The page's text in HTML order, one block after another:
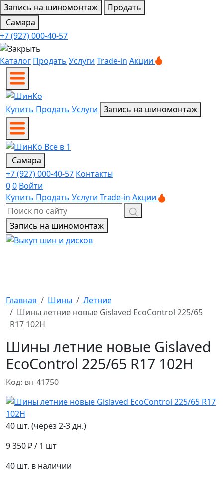
Запись на шиномонтаж
Продать
Самара
+7 (927) 000-40-57
Каталог Продать Услуги Trade-in Акции
Купить Продать Услуги Запись на шиномонтаж
Самара
+7 (927) 000-40-57 Контакты
00 Войти
Купить Продать Услуги Trade-in Акции
Запись на шиномонтаж
Главная Шины
Летние
Шины летние новые Gislaved EcoControl 225/65
R17 102H
Шины летние новые Gislaved
EcoControl 225/65 R17 102H
Код: вн-41750
40 шт. (через 2-3 дн.)
9 350 ₽/ 1 шт
40 шт. в наличии